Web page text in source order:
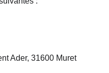
Ader, 31600 Muret